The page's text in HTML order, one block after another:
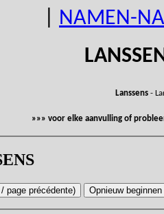
NAMEN-
Lanssens-
»»» voor elke aanvulling of